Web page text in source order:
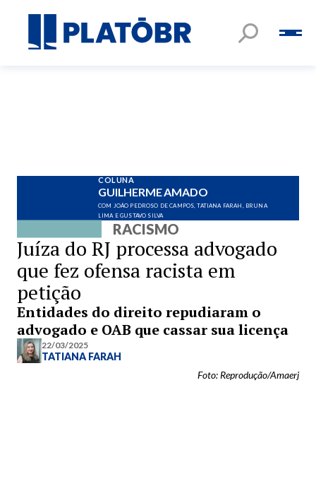
COLUNA
GUILHERME AMADO
COM JOÃO PEDROSO DE CAMPOS, TATIANA FARAH, BRUNA
LIMA E GUSTAVO SILVA
RACISMO
Juíza do RJ processa advogado
que fez ofensa racista em
petição
Entidades do direito repudiaram o
advogado e OAB que cassar sua licença
22/03/2025
TATIANA FARAH
Foto: Reprodução/Amaerj